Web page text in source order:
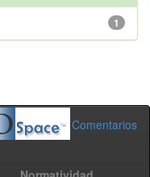
1
Comentarios